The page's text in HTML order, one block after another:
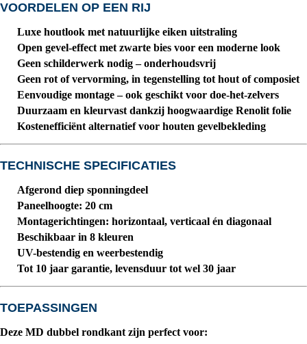
VOORDELEN OP EEN RIJ
Luxe houtlook met natuurlijke eiken uitstraling
Open gevel-effect met zwarte bies voor een moderne look
Geen schilderwerk nodig– onderhoudsvrij
Geen rot of vervorming, in tegenstelling tot hout of composiet
Eenvoudige montage– ook geschikt voor doe-het-zelvers
Duurzaam en kleurvast dankzij hoogwaardige Renolit folie
Kostenefficiënt alternatiefvoor houten gevelbekleding
TECHNISCHE SPECIFICATIES
Afgerond diep sponningdeel
Paneelhoogte: 20 cm
Montagerichtingen: horizontaal, verticaal én diagonaal
Beschikbaar in 8 kleuren
UV-bestendig en weerbestendig
Tot 10 jaar garantie, levensduur tot wel 30 jaar
TOEPASSINGEN
Deze MD dubbel rondkant zijn perfect voor: